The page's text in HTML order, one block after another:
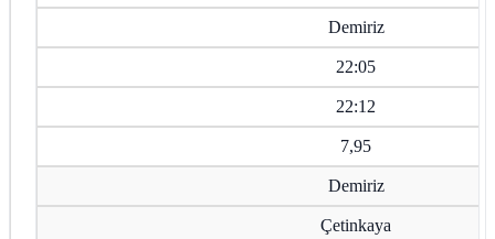
Demiriz
22:05
22:12
7,95
Demiriz
Çetinkaya